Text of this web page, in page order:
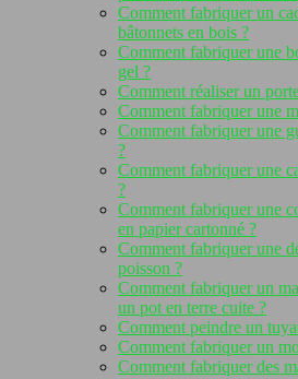
Comment fabriquer un
bâtonnets en bois ?
Comment fabriquer une
gel ?
Comment réaliser un
Comment fabriquer une
Comment fabriquer une
?
Comment fabriquer une
?
Comment fabriquer une
en papier cartonné ?
Comment fabriquer une
poisson ?
Comment fabriquer un
un pot en terre cuite ?
Comment peindre un
Comment fabriquer un
Comment fabriquer des